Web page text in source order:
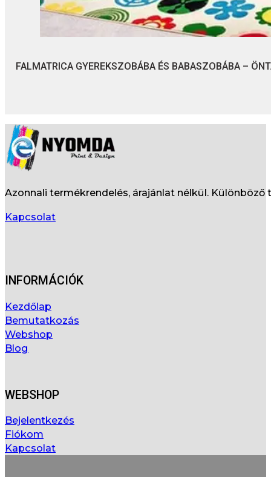
FALMATRICA GYEREKSZOBÁBA ÉS BABASZOBÁBA –
Azonnali termékrendelés, árajánlat nélkül.
Kapcsolat
INFORMÁCIÓK
Kezdőlap
Bemutatkozás
Webshop
Blog
WEBSHOP
Bejelentkezés
Fiókom
Kapcsolat